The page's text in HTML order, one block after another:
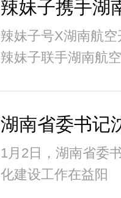
辣妹子号X湖南航空
辣妹子联手湖南航空
1月2日，湖南省委
化建设工作在益阳